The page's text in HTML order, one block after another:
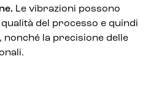
Le vibrazioni possono
del processo e quindi
la precisione delle